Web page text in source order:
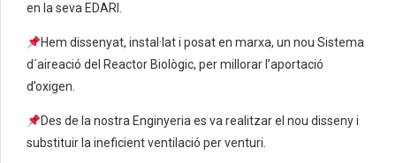
en la seva EDARI.
Hem dissenyat, instal·lat i posat en marxa, un nou Sistema
d´aireació del Reactor Biològic, per millorar l’aportació
d’oxigen.
Des de la nostra Enginyeria es va realitzar el nou disseny i
substituir la ineficient ventilació per venturi.